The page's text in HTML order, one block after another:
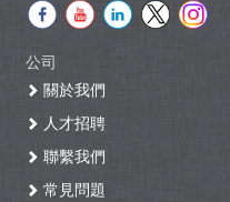
公司
關於我們
人才招聘
聯繫我們
常見問題